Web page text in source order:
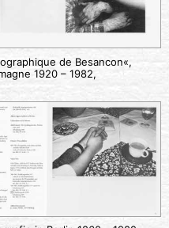
de Besancon«,
1920 – 1982,